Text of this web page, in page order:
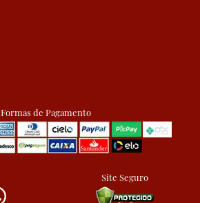
Formas de Pagamento
Site Seguro